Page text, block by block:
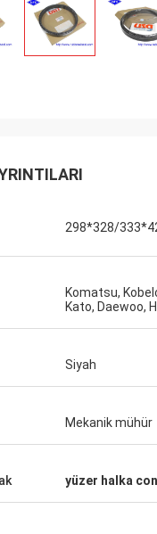
Wilson afrika
298*328/
Komatsu,
Kato, Daewoo,
Siyah
Mekanik mühür
yüzer halka